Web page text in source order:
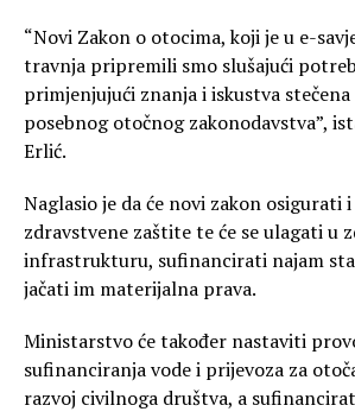
“Novi Zakon o otocima, koji je u e-
travnja pripremili smo slušajući
primjenjujući znanja i iskustva
posebnog otočnog zakonodavstva”,
Erlić.
Naglasio je da će novi zakon osigurati
zdravstvene zaštite te će se ulagati u
infrastrukturu, sufinancirati najam
jačati im materijalna prava.
Ministarstvo će također nastaviti
sufinanciranja vode i prijevoza za
razvoj civilnoga društva, a